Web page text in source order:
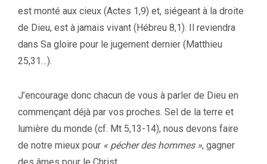
est monté aux cieux (Actes 1,9) et, siégeant à la droite
de Dieu, est à jamais vivant (Hébreu 8,1). Il reviendra
dans Sa gloire pour le jugement dernier (Matthieu
25,31…).
J’encourage donc chacun de vous à parler de Dieu en
commençant déjà par vos proches. Sel de la terre et
lumière du monde (cf. Mt 5,13-14), nous devons faire
de notre mieux pour « pécher des hommes », gagner
des âmes pour le Christ.